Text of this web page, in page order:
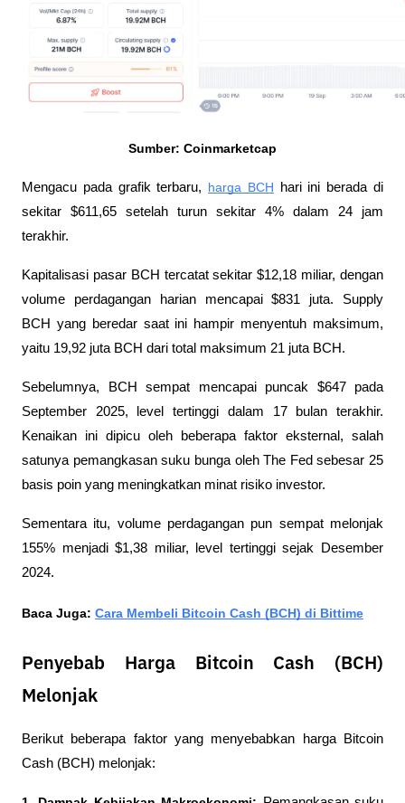
Sumber: Coinmarketcap
Mengacu pada grafik terbaru, harga BCH hari ini berada di
sekitar $611,65 setelah turun sekitar 4% dalam 24 jam
terakhir.
Kapitalisasi pasar BCH tercatat sekitar $12,18 miliar, dengan
volume perdagangan harian mencapai $831 juta. Supply
BCH yang beredar saat ini hampir menyentuh maksimum,
yaitu 19,92 juta BCH dari total maksimum 21 juta BCH.
Sebelumnya, BCH sempat mencapai puncak $647 pada
September 2025, level tertinggi dalam 17 bulan terakhir.
Kenaikan ini dipicu oleh beberapa faktor eksternal, salah
satunya pemangkasan suku bunga oleh The Fed sebesar 25
basis poin yang meningkatkan minat risiko investor.
Sementara itu, volume perdagangan pun sempat melonjak
155% menjadi $1,38 miliar, level tertinggi sejak Desember
2024.
Baca Juga: Cara Membeli Bitcoin Cash (BCH) di Bittime
Penyebab Harga Bitcoin Cash (BCH)
Melonjak
Berikut beberapa faktor yang menyebabkan harga Bitcoin
Cash (BCH) melonjak: